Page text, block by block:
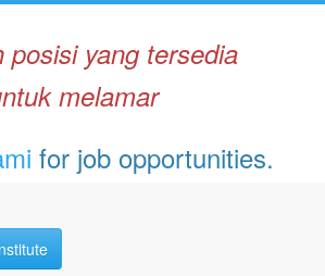
posisi yang tersedia
melamar
for job opportunities.